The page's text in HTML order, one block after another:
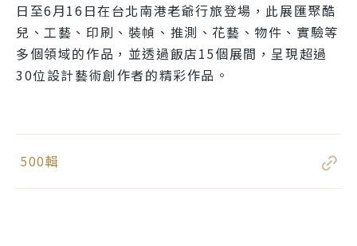
日至6月16日在台北南港老爺行旅登場，此展匯聚酷
兒、工藝、印刷、裝幀、推測、花藝、物件、實驗等
多個領域的作品，並透過飯店15個展間，呈現超過
30位設計藝術創作者的精彩作品。
500輯